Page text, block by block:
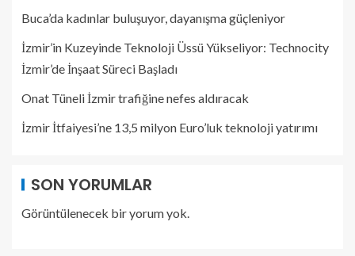
Buca’da kadınlar buluşuyor, dayanışma güçleniyor
İzmir’in Kuzeyinde Teknoloji Üssü Yükseliyor: Technocity
İzmir’de İnşaat Süreci Başladı
Onat Tüneli İzmir trafiğine nefes aldıracak
İzmir İtfaiyesi’ne 13,5 milyon Euro’luk teknoloji yatırımı
SON YORUMLAR
Görüntülenecek bir yorum yok.